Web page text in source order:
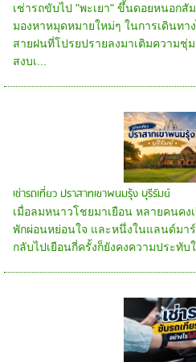
เช่ารถขับไป "พะเยา" ขึ้นดอยหนอก
มองหาหมุดหมายใหม่ๆ ในการเดินท
สายฝนที่โปรยปรายลงมาเติมความชุ่ม
สงบเ...
เช่ารถเที่ยว ปราสาทเขาพนมรุ้ง บุรีรัมย์
เมื่อลมหนาวโชยมาเยือน หลายคนคง
พักผ่อนหย่อนใจ และหนึ่งในแลนด์มา
กลับไปเยือนกี่ครั้งก็ยังคงความประทับ